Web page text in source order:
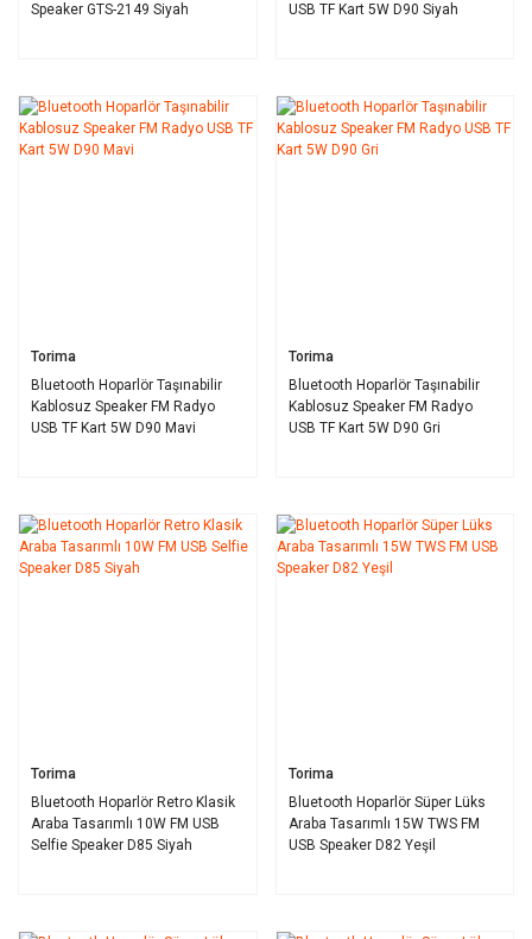
Speaker GTS-2149 Siyah
USB TF Kart 5W D90 Siyah
Torima
Bluetooth Hoparlör Taşınabilir
Kablosuz Speaker FM Radyo
USB TF Kart 5W D90 Mavi
Torima
Bluetooth Hoparlör Taşınabilir
Kablosuz Speaker FM Radyo
USB TF Kart 5W D90 Gri
Torima
Bluetooth Hoparlör Retro Klasik
Araba Tasarımlı 10W FM USB
Selfie Speaker D85 Siyah
Torima
Bluetooth Hoparlör Süper Lüks
Araba Tasarımlı 15W TWS FM
USB Speaker D82 Yeşil